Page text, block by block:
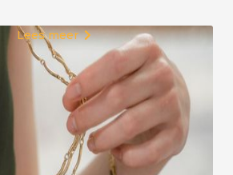
Lees meer 